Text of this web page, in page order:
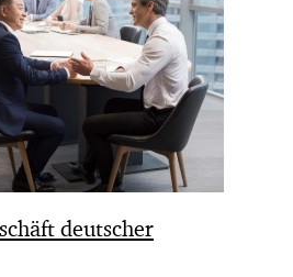
deutscher